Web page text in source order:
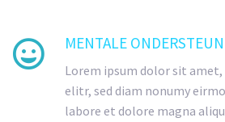
 MENTALE
Lorem ipsum dolor sit
elitr, sed diam nonumy
labore et dolore magna